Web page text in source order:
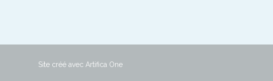
Site créé avec Artifica One